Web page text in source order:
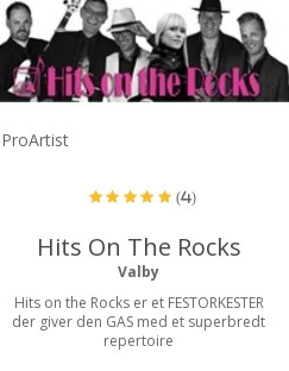
ProArtist
(4)
Hits On The Rocks
Valby
Hits on the Rocks er et FESTORKESTER
der giver den GAS med et superbredt
repertoire